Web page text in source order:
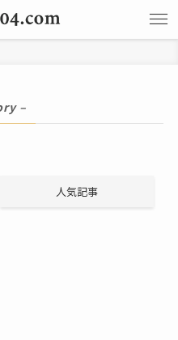
–
人気記事